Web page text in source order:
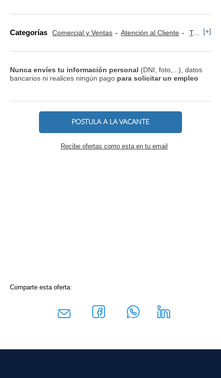
Categorías Comercial y Ventas Atención al Cliente Televenta y Marketing Telefónico [+]
Nunca envíes tu información personal (DNI, foto,...), datos
bancarios ni realices ningún pago para solicitar un empleo
POSTULA A LA VACANTE
Recibe ofertas como esta en tu email
Comparte esta oferta: